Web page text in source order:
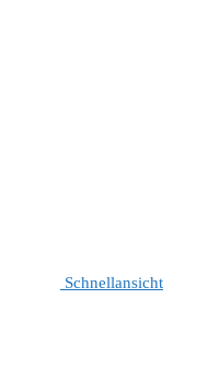
Schnellansicht